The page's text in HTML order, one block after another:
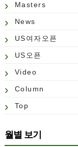
Masters
News
US여자오픈
US오픈
Video
Column
Top
월별 보기